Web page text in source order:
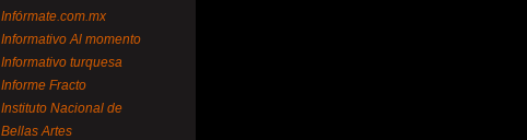
Infórmate.com.mx
Informativo Al momento
Informativo turquesa
Informe Fracto
Instituto Nacional de
Bellas Artes